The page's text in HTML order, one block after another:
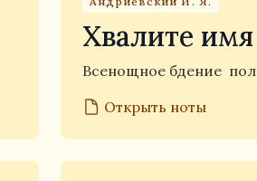
Хвалите
Всенощное бдение
Открыть ноты